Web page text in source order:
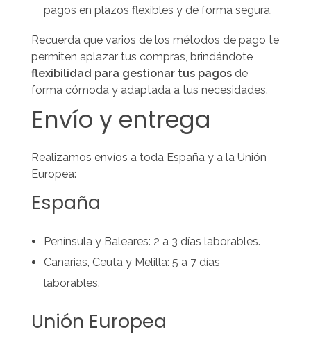
pagos en plazos flexibles y de forma segura.
Recuerda que varios de los métodos de pago te
permiten aplazar tus compras, brindándote
flexibilidad para gestionar tus pagos de
forma cómoda y adaptada a tus necesidades.
Envío y entrega
Realizamos envíos a toda España y a la Unión
Europea:
España
Península y Baleares: 2 a 3 días laborables.
Canarias, Ceuta y Melilla: 5 a 7 días
laborables.
Unión Europea